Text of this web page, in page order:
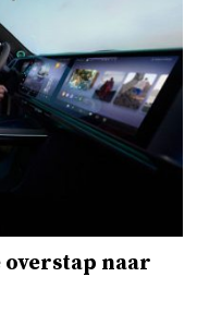
overstap naar